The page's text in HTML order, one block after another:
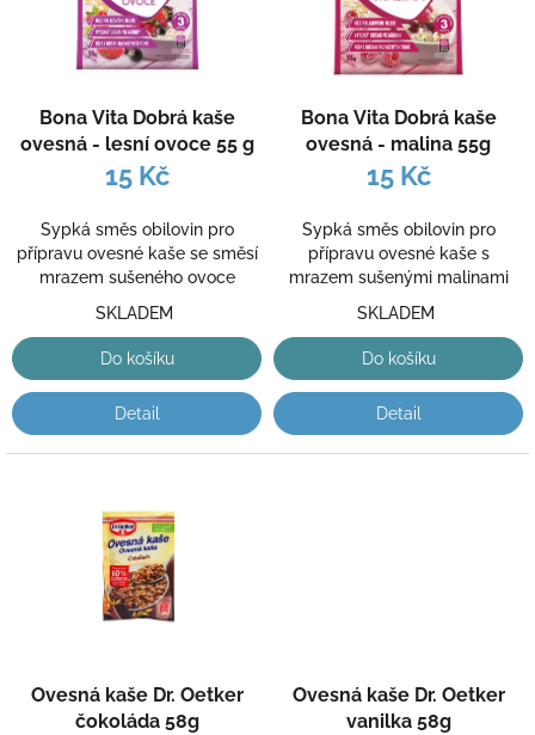
Bona Vita Dobrá kaše
ovesná - lesní ovoce 55 g
15 Kč
Sypká směs obilovin pro
přípravu ovesné kaše se směsí
mrazem sušeného ovoce
SKLADEM
Do košíku
Detail
Bona Vita Dobrá kaše
ovesná - malina 55g
15 Kč
Sypká směs obilovin pro
přípravu ovesné kaše s
mrazem sušenými malinami
SKLADEM
Do košíku
Detail
Ovesná kaše Dr. Oetker
čokoláda 58g
Ovesná kaše Dr. Oetker
vanilka 58g